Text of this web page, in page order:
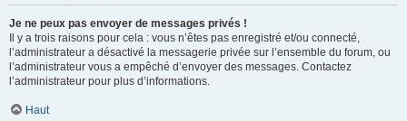
Je ne peux pas envoyer de messages privés !
Il y a trois raisons pour cela : vous n’êtes pas enregistré et/ou connecté,
l’administrateur a désactivé la messagerie privée sur l’ensemble du forum, ou
l’administrateur vous a empêché d’envoyer des messages. Contactez
l’administrateur pour plus d’informations.
Haut